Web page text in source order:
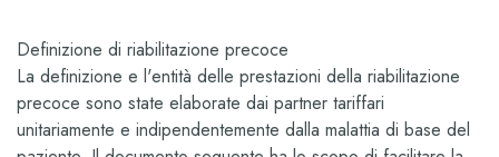
Definizione di riabilitazione precoce
La definizione e l'entità delle prestazioni della riabilitazione
precoce sono state elaborate dai partner tariffari
unitariamente e indipendentemente dalla malattia di base del